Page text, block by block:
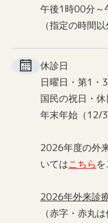
午後1時00分～
（指定の時間
休診日
日曜日・第1・
国民の祝日・休
年末年始（12/
2026年度の外
いてはこちら
2026年外来診
（赤字・赤丸